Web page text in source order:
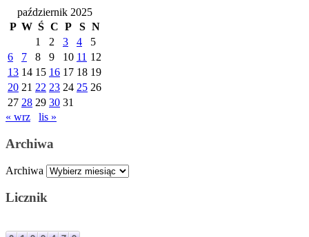
październik 2025
P W Ś C P S N
1
2 3 4
5
6
7 8 9 10 11 12
13 14 15 16 17 18 19
20 21 22 23 24 25 26
27 28 29 30 31
« wrz
lis »
Archiwa
Archiwa
Licznik